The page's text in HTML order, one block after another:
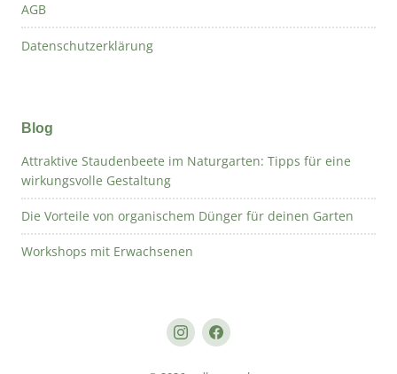
AGB
Datenschutzerklärung
Blog
Attraktive Staudenbeete im Naturgarten: Tipps für eine
wirkungsvolle Gestaltung
Die Vorteile von organischem Dünger für deinen Garten
Workshops mit Erwachsenen
InstagramFacebook